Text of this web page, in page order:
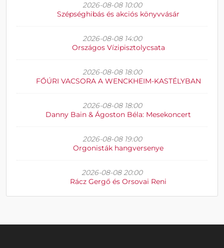
2026-08-08 10:00
Szépséghibás és akciós könyvvásár
2026-08-08 14:00
Országos Vízipisztolycsata
2026-08-08 18:00
FŐÚRI VACSORA A WENCKHEIM-KASTÉLYBAN
2026-08-08 18:00
Danny Bain & Ágoston Béla: Mesekoncert
2026-08-08 19:00
Orgonisták hangversenye
2026-08-08 20:00
Rácz Gergő és Orsovai Reni